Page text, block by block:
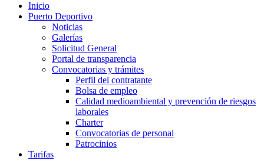
Inicio
Puerto Deportivo
Noticias
Galerías
Solicitud General
Portal de transparencia
Convocatorias y trámites
Perfil del contratante
Bolsa de empleo
Calidad medioambiental y prevención de riesgos
laborales
Charter
Convocatorias de personal
Patrocinios
Tarifas